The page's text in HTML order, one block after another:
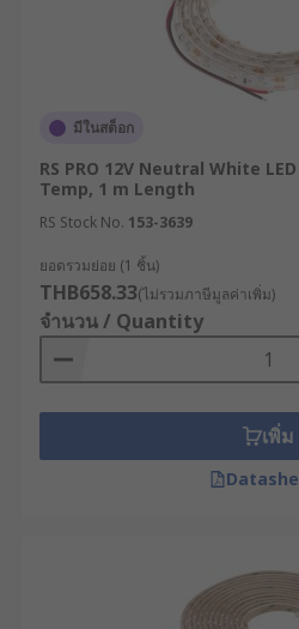
มีในสต็อก
RS PRO 12V Neutral White
Temp, 1 m Length
RS Stock No. 153-3639
ยอดรวมย่อย (1 ชิ้น)
THB658.33(ไม่รวมภาษีมูลค่าเพิ่ม)
จำนวน / Quantity
เพิ่ม